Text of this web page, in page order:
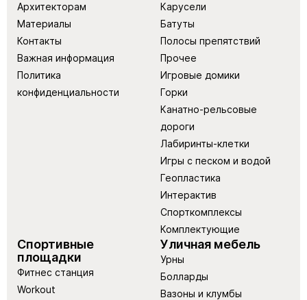
Архитекторам
Материалы
Контакты
Важная информация
Политика
конфиденциальности
Карусели
Батуты
Полосы препятствий
Прочее
Игровые домики
Горки
Канатно-рельсовые
дороги
Лабиринты-клетки
Игры с песком и водой
Геопластика
Интерактив
Спорткомплексы
Комплектующие
Спортивные
площадки
Фитнес станция
Workout
Уличная мебель
Урны
Болларды
Вазоны и клумбы